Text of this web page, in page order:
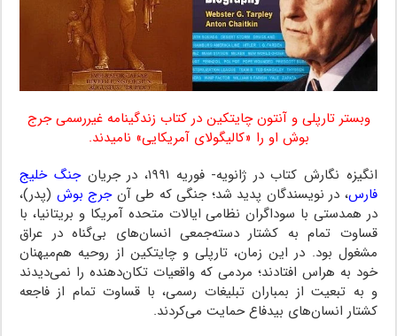
وبستر تارپلی و آنتون چایتکین در کتاب زندگینامه غیررسمی جرج
بوش او را «کالیگولای آمریکایی» نامیدند.
انگیزه نگارش کتاب در ژانویه- فوریه ۱۹۹۱، در جریان
جنگ خلیج
فارس، در نویسندگان پدید شد؛ جنگی که طی آنجرج بوش (پدر)،
در همدستی با سوداگران نظامی ایالات متحده آمریکا و بریتانیا، با
قساوت تمام به کشتار دسته‌جمعی انسان‌های بی‌گناه در عراق
مشغول بود. در این زمان، تارپلی و چایتکین از روحیه هم‌میهنان
خود به هراس افتادند؛ مردمی که واقعیات تکان‌دهنده را نمی‌دیدند
و به تبعیت از بمباران تبلیغات رسمی، با قساوت تمام از فاجعه
کشتار انسان‌های بی‎دفاع حمایت می‌کردند.